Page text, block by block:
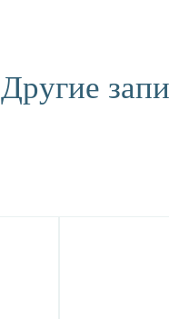
Другие